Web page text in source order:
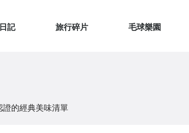
記 旅行碎片 毛球樂園
證的經典美味清單